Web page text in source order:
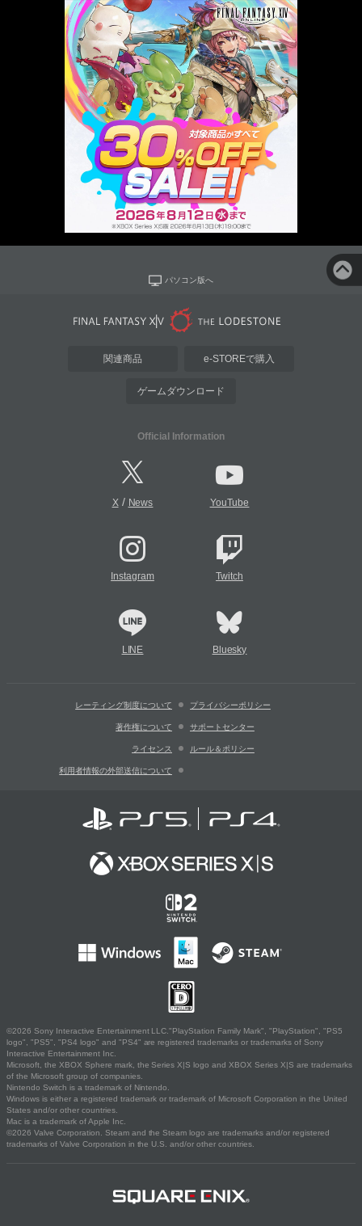
パソコン版へ
関連商品 e-STOREで購入
ゲームダウンロード
Official Information
X/ News YouTube
Instagram Twitch
LINE Bluesky
レーティング制度について プライバシーポリシー
著作権について サポートセンター
ライセンス ルール＆ポリシー
利用者情報の外部送信について
©2026 Sony Interactive Entertainment LLC."PlayStation Family Mark", "PlayStation", "PS5
logo", "PS5", "PS4 logo" and "PS4" are registered trademarks or trademarks of Sony
Interactive Entertainment Inc.
Microsoft, the XBOX Sphere mark, the Series X|S logo and XBOX Series X|S are trademarks
of the Microsoft group of companies.
Nintendo Switch is a trademark of Nintendo.
Windows is either a registered trademark or trademark of Microsoft Corporation in the United
States and/or other countries.
Mac is a trademark of Apple Inc.
©2026 Valve Corporation. Steam and the Steam logo are trademarks and/or registered
trademarks of Valve Corporation in the U.S. and/or other countries.